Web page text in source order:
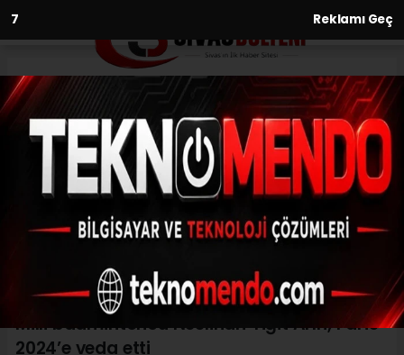
6 Reklamı Geç
Anasayfa
Milli badmintoncu Neslihan
Yiğit Arın, Paris 2024’e veda
etti
(İHA) - İhlas Haber Ajansı | 31.07.2024 - 20:30, Güncelleme: 31.07.2024
Milli badmintoncu Neslihan Yiğit Arın, Paris
2024’e veda etti